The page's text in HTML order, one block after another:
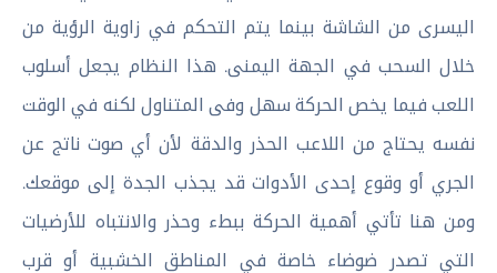
اليسرى من الشاشة بينما يتم التحكم في زاوية الرؤية من
خلال السحب في الجهة اليمنى. هذا النظام يجعل أسلوب
اللعب فيما يخص الحركة سهل وفى المتناول لكنه في الوقت
نفسه يحتاج من اللاعب الحذر والدقة لأن أي صوت ناتج عن
الجري أو وقوع إحدى الأدوات قد يجذب الجدة إلى موقعك.
ومن هنا تأتي أهمية الحركة ببطء وحذر والانتباه للأرضيات
التي تصدر ضوضاء خاصة في المناطق الخشبية أو قرب